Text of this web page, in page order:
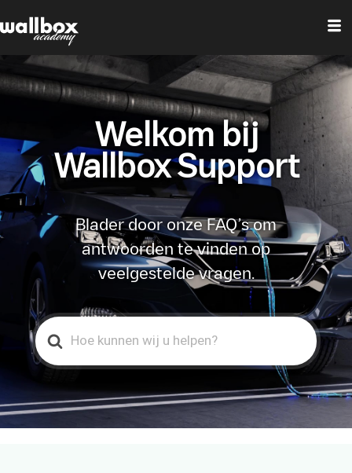
Welkom bij
Wallbox Support
Blader door onze FAQ’s om
antwoorden te vinden op
veelgestelde vragen.
Search
For